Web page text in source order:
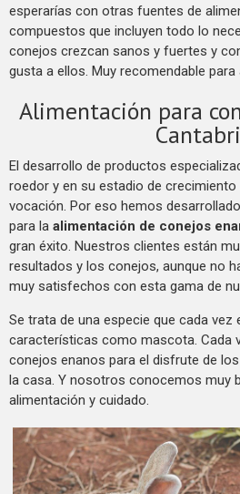
esperarías con otras fuentes de
compuestos que incluyen todo lo
conejos crezcan sanos y fuertes y
gusta a ellos. Muy recomendable
Alimentación para
El desarrollo de productos
roedor y en su estadio de
vocación. Por eso hemos
para la alimentación de conejos
gran éxito. Nuestros clientes están
resultados y los conejos, aunque no
muy satisfechos con esta gama de
Se trata de una especie que cada
características como mascota. Cada
conejos enanos para el disfrute de
la casa. Y nosotros conocemos muy
alimentación y cuidado.